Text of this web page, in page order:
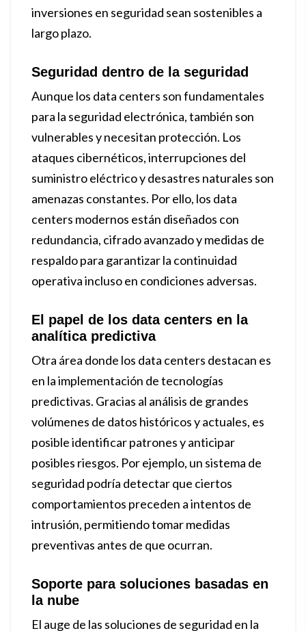
inversiones en seguridad sean sostenibles a
largo plazo.
Seguridad dentro de la seguridad
Aunque los data centers son fundamentales
para la seguridad electrónica, también son
vulnerables y necesitan protección. Los
ataques cibernéticos, interrupciones del
suministro eléctrico y desastres naturales son
amenazas constantes. Por ello, los data
centers modernos están diseñados con
redundancia, cifrado avanzado y medidas de
respaldo para garantizar la continuidad
operativa incluso en condiciones adversas.
El papel de los data centers en la
analítica predictiva
Otra área donde los data centers destacan es
en la implementación de tecnologías
predictivas. Gracias al análisis de grandes
volúmenes de datos históricos y actuales, es
posible identificar patrones y anticipar
posibles riesgos. Por ejemplo, un sistema de
seguridad podría detectar que ciertos
comportamientos preceden a intentos de
intrusión, permitiendo tomar medidas
preventivas antes de que ocurran.
Soporte para soluciones basadas en
la nube
El auge de las soluciones de seguridad en la